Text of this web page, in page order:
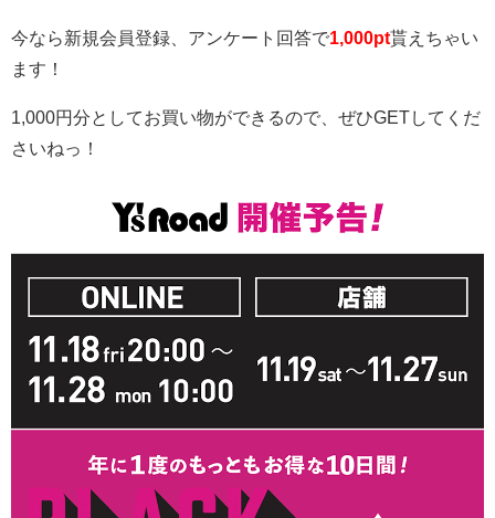
今なら新規会員登録、アンケート回答で1,000pt貰えちゃい
ます！
1,000円分としてお買い物ができるので、ぜひGETしてくだ
さいねっ！